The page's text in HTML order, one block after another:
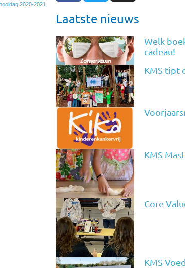
2020-2021
Laatste nieuws
Welk
cadeau!
KMS tipt
KMS
Core
KMS